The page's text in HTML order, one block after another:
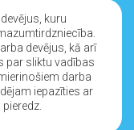
kuru
devējus, kā arī
par sliktu vadības
darba
iepazīties ar